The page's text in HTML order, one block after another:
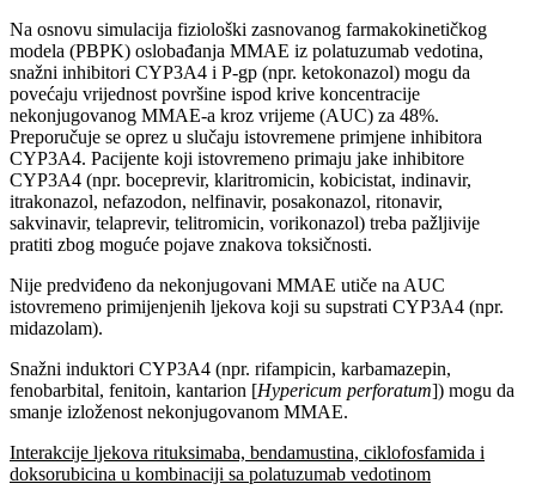
Na osnovu simulacija fiziološki zasnovanog farmakokinetičkog
modela (PBPK) oslobađanja MMAE iz polatuzumab vedotina,
snažni inhibitori CYP3A4 i P-gp (npr. ketokonazol) mogu da
povećaju vrijednost površine ispod krive koncentracije
nekonjugovanog MMAE-a kroz vrijeme (AUC) za 48%.
Preporučuje se oprez u slučaju istovremene primjene inhibitora
CYP3A4. Pacijente koji istovremeno primaju jake inhibitore
CYP3A4 (npr. boceprevir, klaritromicin, kobicistat, indinavir,
itrakonazol, nefazodon, nelfinavir, posakonazol, ritonavir,
sakvinavir, telaprevir, telitromicin, vorikonazol) treba pažljivije
pratiti zbog moguće pojave znakova toksičnosti.
Nije predviđeno da nekonjugovani MMAE utiče na AUC
istovremeno primijenjenih ljekova koji su supstrati CYP3A4 (npr.
midazolam).
Snažni induktori CYP3A4 (npr. rifampicin, karbamazepin,
fenobarbital, fenitoin, kantarion [Hypericum perforatum]) mogu da
smanje izloženost nekonjugovanom MMAE.
Interakcije ljekova rituksimaba, bendamustina, ciklofosfamida i
doksorubicina u kombinaciji sa polatuzumab vedotinom